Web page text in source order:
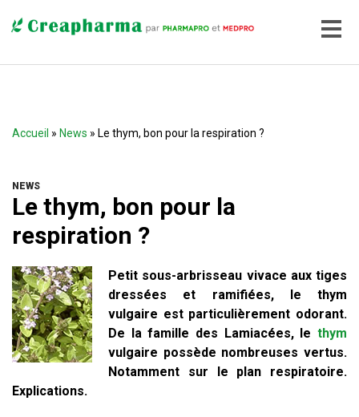
Accueil » News » Le thym, bon pour la respiration ?
NEWS
Le thym, bon pour la
respiration ?
Petit sous-arbrisseau vivace aux tiges
dressées et ramifiées, le thym
vulgaire est particulièrement odorant.
De la famille des Lamiacées, le thym
vulgaire possède nombreuses vertus.
Notamment sur le plan respiratoire.
Explications.